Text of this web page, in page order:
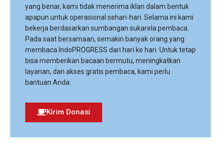
yang benar, kami tidak menerima iklan dalam bentuk
apapun untuk operasional sehari-hari. Selama ini kami
bekerja berdasarkan sumbangan sukarela pembaca.
Pada saat bersamaan, semakin banyak orang yang
membaca IndoPROGRESS dari hari ke hari. Untuk tetap
bisa memberikan bacaan bermutu, meningkatkan
layanan, dan akses gratis pembaca, kami perlu
bantuan Anda.
Kirim Donasi